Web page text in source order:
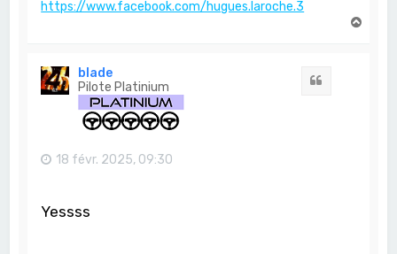
https://www.facebook.com/hugues.laroche.3
blade
Pilote Platinium
18 févr. 2025, 09:30
Yessss